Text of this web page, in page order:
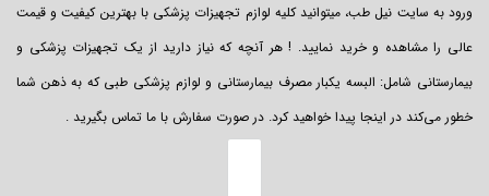
انجام دادن حرکات اصلاحی.
استفاده از گردنبند طبی.
ورود به سایت نیل طب، میتوانید کلیه لوازم تجهیزات پزشکی با بهترین کیفیت و قیمت
عالی را مشاهده و خرید نمایید. ! هر آنچه که نیاز دارید از یک تجهیزات پزشکی و
بیمارستانی شامل: البسه یکبار مصرف بیمارستانی و لوازم پزشکی طبی که به ذهن شما
خطور می‌کند در اینجا پیدا خواهید کرد. در صورت سفارش با ما تماس بگیرید .